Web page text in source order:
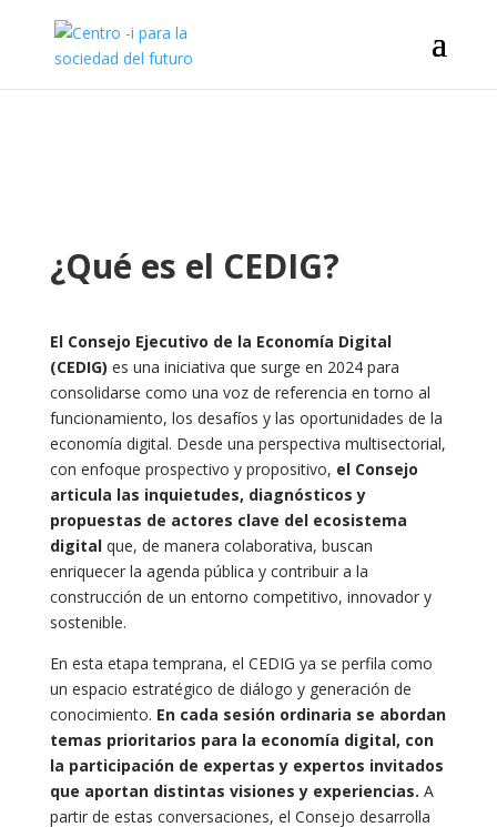
¿Qué es el CEDIG?
El Consejo Ejecutivo de la Economía Digital
(CEDIG) es una iniciativa que surge en 2024 para
consolidarse como una voz de referencia en torno al
funcionamiento, los desafíos y las oportunidades de la
economía digital. Desde una perspectiva multisectorial,
con enfoque prospectivo y propositivo, el Consejo
articula las inquietudes, diagnósticos y
propuestas de actores clave del ecosistema
digitalque, de manera colaborativa, buscan
enriquecer la agenda pública y contribuir a la
construcción de un entorno competitivo, innovador y
sostenible.
En esta etapa temprana, el CEDIG ya se perfila como
un espacio estratégico de diálogo y generación de
conocimiento. En cada sesión ordinaria se abordan
temas prioritarios para la economía digital, con
la participación de expertas y expertos invitados
que aportan distintas visiones y experiencias. A
partir de estas conversaciones, el Consejo desarrolla